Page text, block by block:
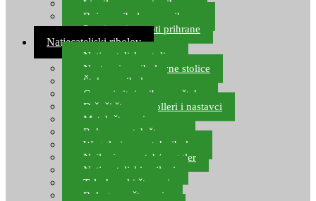
Ljepilo za crve i prihranu
Boje za ribolovnu prihranu
Provjereni recepti prihrane
Natjecateljski ribolov
Natjecateljske stolice
Nastavci za ribolovne stolice
Šteke za ribolov
Gume i sitni pribor za šteku
Držači štapova rolleri i nastavci
Match štapovi
Role za match štapove
Waggleri za match ribolov
Najloni za match/waggler
Natjecateljski najloni
Teleskopski štapovi
Bolognese štapovi